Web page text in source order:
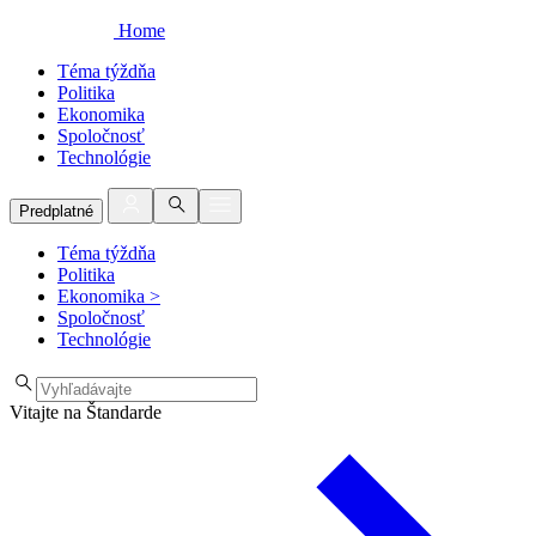
Home
Téma týždňa
Politika
Ekonomika
Spoločnosť
Technológie
Predplatné
Téma týždňa
Politika
Ekonomika >
Spoločnosť
Technológie
Vitajte na Štandarde